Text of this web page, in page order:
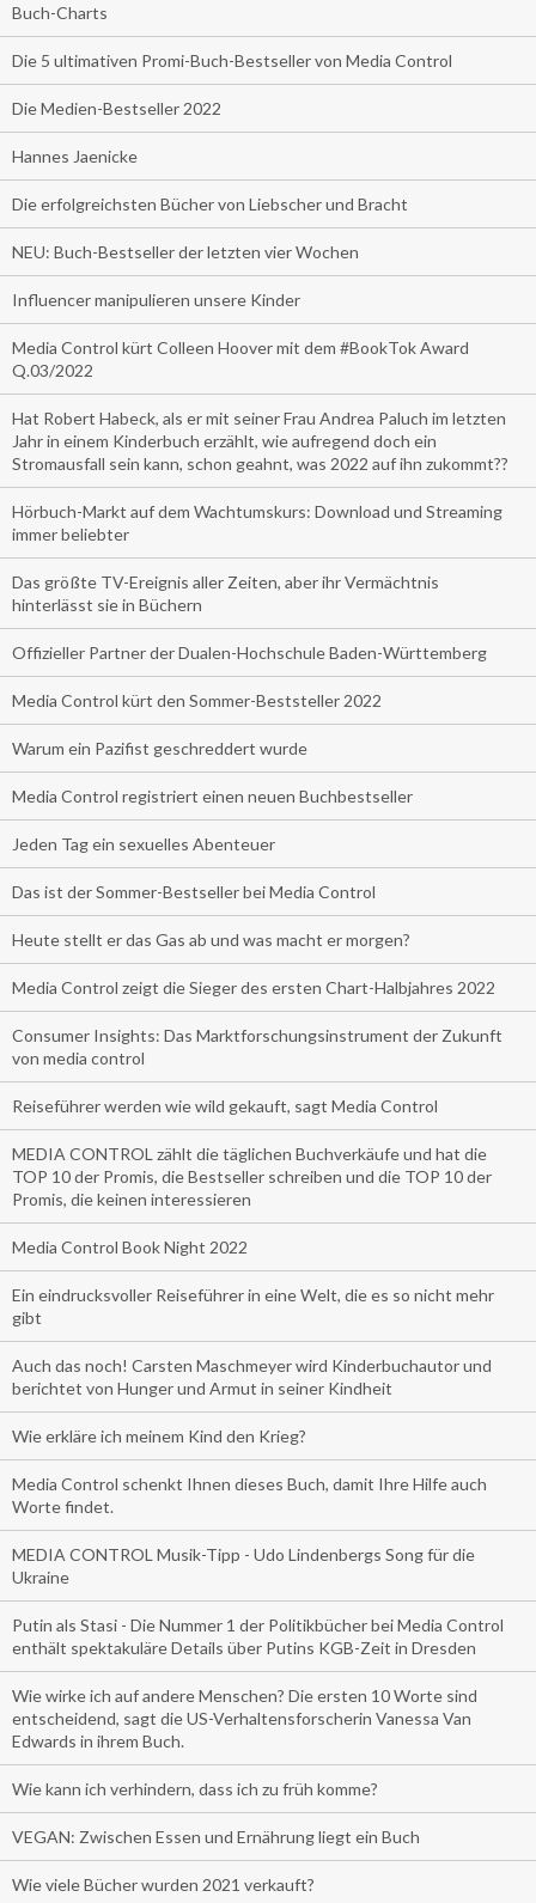
Buch-Charts
Die 5 ultimativen Promi-Buch-Bestseller von Media Control
Die Medien-Bestseller 2022
Hannes Jaenicke
Die erfolgreichsten Bücher von Liebscher und Bracht
NEU: Buch-Bestseller der letzten vier Wochen
Influencer manipulieren unsere Kinder
Media Control kürt Colleen Hoover mit dem #BookTok Award
Q.03/2022
Hat Robert Habeck, als er mit seiner Frau Andrea Paluch im letzten
Jahr in einem Kinderbuch erzählt, wie aufregend doch ein
Stromausfall sein kann, schon geahnt, was 2022 auf ihn zukommt??
Hörbuch-Markt auf dem Wachtumskurs: Download und Streaming
immer beliebter
Das größte TV-Ereignis aller Zeiten, aber ihr Vermächtnis
hinterlässt sie in Büchern
Offizieller Partner der Dualen-Hochschule Baden-Württemberg
Media Control kürt den Sommer-Beststeller 2022
Warum ein Pazifist geschreddert wurde
Media Control registriert einen neuen Buchbestseller
Jeden Tag ein sexuelles Abenteuer
Das ist der Sommer-Bestseller bei Media Control
Heute stellt er das Gas ab und was macht er morgen?
Media Control zeigt die Sieger des ersten Chart-Halbjahres 2022
Consumer Insights: Das Marktforschungsinstrument der Zukunft
von media control
Reiseführer werden wie wild gekauft, sagt Media Control
MEDIA CONTROL zählt die täglichen Buchverkäufe und hat die
TOP 10 der Promis, die Bestseller schreiben und die TOP 10 der
Promis, die keinen interessieren
Media Control Book Night 2022
Ein eindrucksvoller Reiseführer in eine Welt, die es so nicht mehr
gibt
Auch das noch! Carsten Maschmeyer wird Kinderbuchautor und
berichtet von Hunger und Armut in seiner Kindheit
Wie erkläre ich meinem Kind den Krieg?
Media Control schenkt Ihnen dieses Buch, damit Ihre Hilfe auch
Worte findet.
MEDIA CONTROL Musik-Tipp - Udo Lindenbergs Song für die
Ukraine
Putin als Stasi - Die Nummer 1 der Politikbücher bei Media Control
enthält spektakuläre Details über Putins KGB-Zeit in Dresden
Wie wirke ich auf andere Menschen? Die ersten 10 Worte sind
entscheidend, sagt die US-Verhaltensforscherin Vanessa Van
Edwards in ihrem Buch.
Wie kann ich verhindern, dass ich zu früh komme?
VEGAN: Zwischen Essen und Ernährung liegt ein Buch
Wie viele Bücher wurden 2021 verkauft?